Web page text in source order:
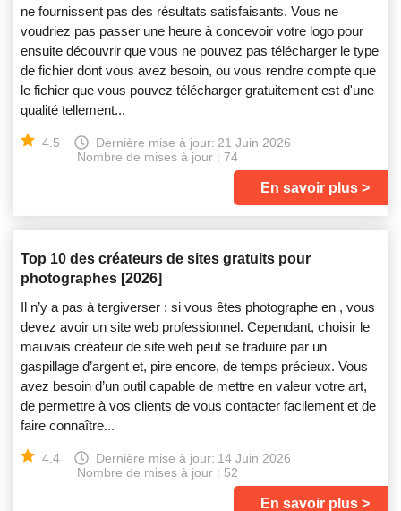
ne fournissent pas des résultats satisfaisants. Vous ne
voudriez pas passer une heure à concevoir votre logo pour
ensuite découvrir que vous ne pouvez pas télécharger le type
de fichier dont vous avez besoin, ou vous rendre compte que
le fichier que vous pouvez télécharger gratuitement est d'une
qualité tellement...
4.5 Dernière mise à jour: 21 Juin 2026
Nombre de mises à jour : 74
En savoir plus
Top 10 des créateurs de sites gratuits pour
photographes [2026]
Il n’y a pas à tergiverser : si vous êtes photographe en , vous
devez avoir un site web professionnel. Cependant, choisir le
mauvais créateur de site web peut se traduire par un
gaspillage d’argent et, pire encore, de temps précieux. Vous
avez besoin d’un outil capable de mettre en valeur votre art,
de permettre à vos clients de vous contacter facilement et de
faire connaître...
4.4 Dernière mise à jour: 14 Juin 2026
Nombre de mises à jour : 52
En savoir plus